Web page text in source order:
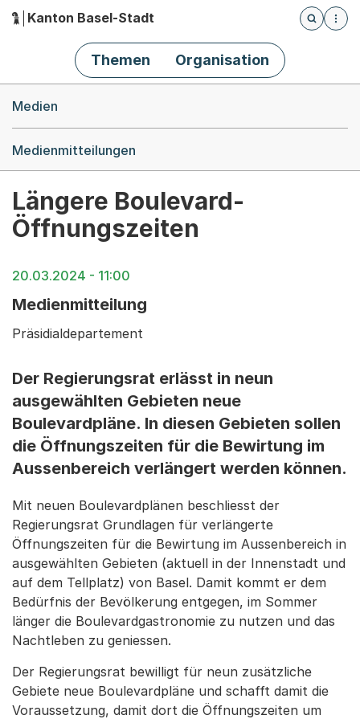
Hauptnavigation
Kanton Basel-Stadt
Öffnet
Themen Organisation
Medien
Medienmitteilungen
Längere Boulevard-
Öffnungszeiten
20.03.2024 - 11:00
Medienmitteilung
Präsidialdepartement
Der Regierungsrat erlässt in neun
ausgewählten Gebieten neue
Boulevardpläne. In diesen Gebieten sollen
die Öffnungszeiten für die Bewirtung im
Aussenbereich verlängert werden können.
Mit neuen Boulevardplänen beschliesst der
Regierungsrat Grundlagen für verlängerte
Öffnungszeiten für die Bewirtung im Aussenbereich in
ausgewählten Gebieten (aktuell in der Innenstadt und
auf dem Tellplatz) von Basel. Damit kommt er dem
Bedürfnis der Bevölkerung entgegen, im Sommer
länger die Boulevardgastronomie zu nutzen und das
Nachtleben zu geniessen.
Der Regierungsrat bewilligt für neun zusätzliche
Gebiete neue Boulevardpläne und schafft damit die
Voraussetzung, damit dort die Öffnungszeiten um